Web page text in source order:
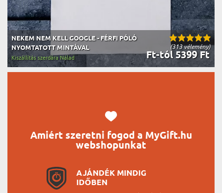
(313 vélemény)
NEKEM NEM KELL GOOGLE - FÉRFI PÓLÓ
NYOMTATOTT MINTÁVAL
Ft-tól 5399 Ft
Kiszállítás szerdára Nálad
Amiért szeretni fogod a MyGift.hu
webshopunkat
AJÁNDÉK MINDIG
IDŐBEN